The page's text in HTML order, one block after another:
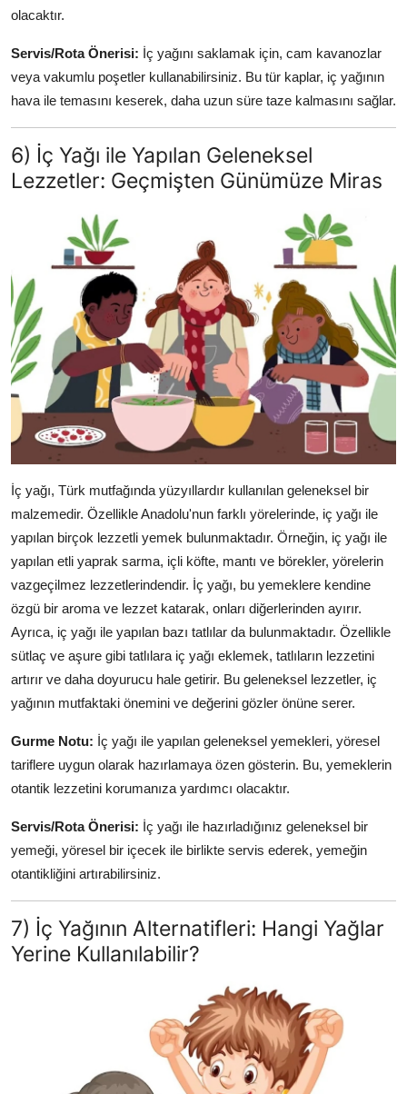
olacaktır.
Servis/Rota Önerisi: İç yağını saklamak için, cam kavanozlar
veya vakumlu poşetler kullanabilirsiniz. Bu tür kaplar, iç yağının
hava ile temasını keserek, daha uzun süre taze kalmasını sağlar.
6) İç Yağı ile Yapılan Geleneksel
Lezzetler: Geçmişten Günümüze Miras
İç yağı, Türk mutfağında yüzyıllardır kullanılan geleneksel bir
malzemedir. Özellikle Anadolu'nun farklı yörelerinde, iç yağı ile
yapılan birçok lezzetli yemek bulunmaktadır. Örneğin, iç yağı ile
yapılan etli yaprak sarma, içli köfte, mantı ve börekler, yörelerin
vazgeçilmez lezzetlerindendir. İç yağı, bu yemeklere kendine
özgü bir aroma ve lezzet katarak, onları diğerlerinden ayırır.
Ayrıca, iç yağı ile yapılan bazı tatlılar da bulunmaktadır. Özellikle
sütlaç ve aşure gibi tatlılara iç yağı eklemek, tatlıların lezzetini
artırır ve daha doyurucu hale getirir. Bu geleneksel lezzetler, iç
yağının mutfaktaki önemini ve değerini gözler önüne serer.
Gurme Notu: İç yağı ile yapılan geleneksel yemekleri, yöresel
tariflere uygun olarak hazırlamaya özen gösterin. Bu, yemeklerin
otantik lezzetini korumanıza yardımcı olacaktır.
Servis/Rota Önerisi: İç yağı ile hazırladığınız geleneksel bir
yemeği, yöresel bir içecek ile birlikte servis ederek, yemeğin
otantikliğini artırabilirsiniz.
7) İç Yağının Alternatifleri: Hangi Yağlar
Yerine Kullanılabilir?